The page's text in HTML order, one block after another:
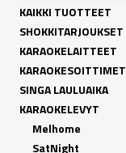
KAIKKI TUOTTEET
SHOKKITARJOUKSET
KARAOKELAITTEET
KARAOKESOITTIMET
SINGA LAULUAIKA
KARAOKELEVYT
Melhome
SatNight